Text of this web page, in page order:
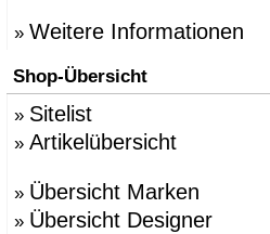
» Weitere Informationen
Shop-Übersicht
» Sitelist
» Artikelübersicht
» Übersicht Marken
» Übersicht Designer